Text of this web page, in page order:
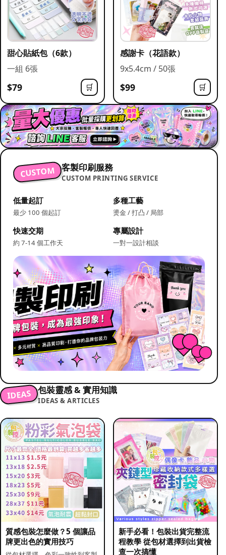
甜心貼紙包（6款）
一組 6張
$79 🛒
感謝卡（花語款）
9x5.4cm / 50張
$99 🛒
CUSTOM 客製印刷服務
CUSTOM PRINTING SERVICE
低量起訂
最少 100 個起訂
多種工藝
燙金 / 打凸 / 局部
快速交期
約 7-14 個工作天
專屬設計
一對一設計相談
IDEAS 包裝靈感 & 實用知識
IDEAS & ARTICLES
質感包裝怎麼做？5 個讓品
牌更出色的實用技巧
新手必看！包裝出貨完整流
程教學 從包材選擇到出貨檢
查一次搞懂